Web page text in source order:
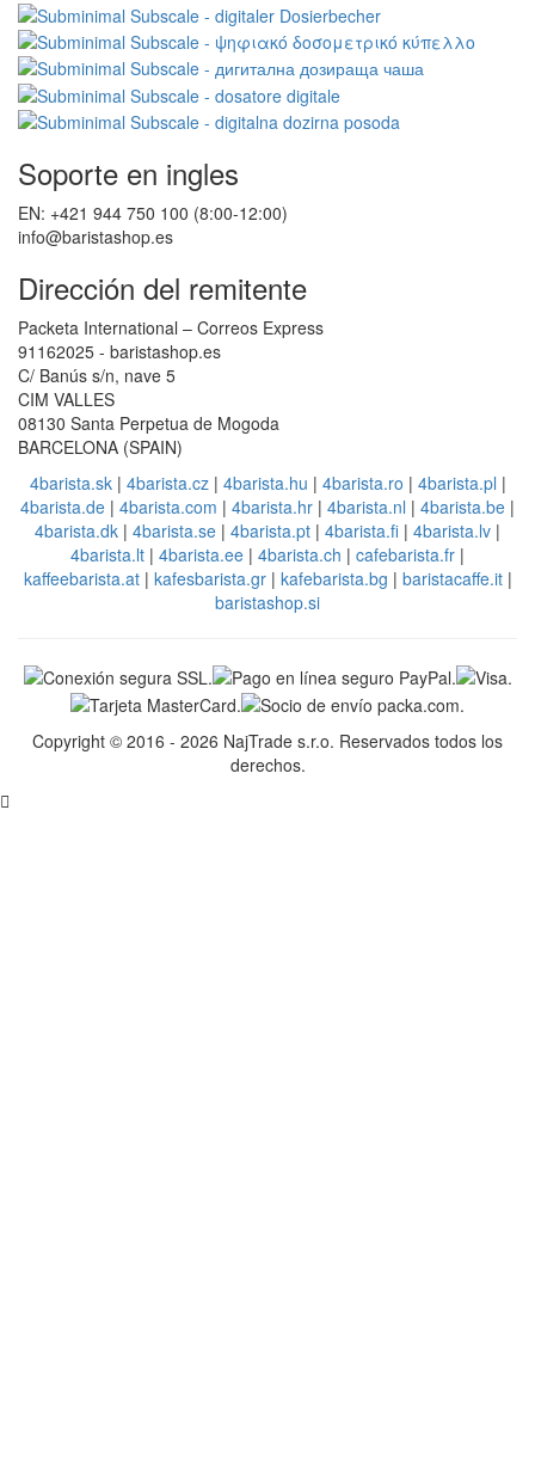
Soporte en ingles
EN: +421 944 750 100 (8:00-12:00)
info@baristashop.es
Dirección del remitente
Packeta International – Correos Express
91162025 - baristashop.es
C/ Banús s/n, nave 5
CIM VALLES
08130 Santa Perpetua de Mogoda
BARCELONA (SPAIN)
4barista.sk| 4barista.cz| 4barista.hu | 4barista.ro | 4barista.pl |
4barista.de | 4barista.com | 4barista.hr | 4barista.nl | 4barista.be |
4barista.dk | 4barista.se | 4barista.pt | 4barista.fi | 4barista.lv |
4barista.lt | 4barista.ee | 4barista.ch | cafebarista.fr |
kaffeebarista.at| kafesbarista.gr| kafebarista.bg | baristacaffe.it|
baristashop.si
Copyright © 2016 - 2026 NajTrade s.r.o. Reservados todos los
derechos.